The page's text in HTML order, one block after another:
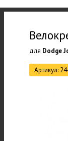
для Dodge
Артикул: